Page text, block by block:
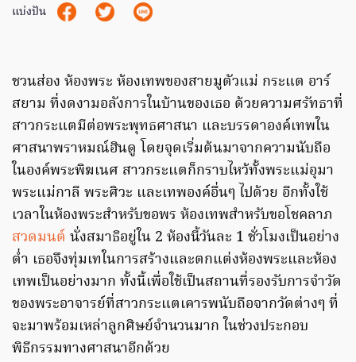
แบ่งปัน
ชวนส่อง ห้องพระ ห้องเทพของสายมูตัวแม่ กระแต อาร์
สยาม ที่งดงามอลังการในบ้านของเธอ ด้วยความศรัทธาที่
สาวกระแตมีต่อพระพุทธศาสนา และบรรดาองค์เทพใน
ศาสนาพราหมณ์ฮินดู โดยจุดเริ่มต้นมาจากความนับถือ
ในองค์พระพิฆเนศ สาวกระแตก็กราบไหว้ทั้งพระแม่อุมา
พระแม่กาลี พระศิวะ และเทพองค์อื่นๆ ไปด้วย อีกทั้งใช้
เวลาในห้องพระสำหรับขอพร ห้องเทพสำหรับขอโชคลาภ
สวดมนต์ นั่งสมาธิอยู่ใน 2 ห้องนี้วันละ 1 ชั่วโมงเป็นอย่าง
ต่ำ เธอจึงทุ่มเทในการสร้างและตกแต่งห้องพระและห้อง
เทพเป็นอย่างมาก ทั้งนี้เพื่อใช้เป็นสถานที่รองรับการจำวัด
ของพระอาจารย์ที่สาวกระแตเคารพนับถือจากวัดต่างๆ ที่
จะมาพร้อมเหล่าลูกศิษย์จำนวนมาก ในช่วงประกอบ
พิธีกรรมทางศาสนาอีกด้วย